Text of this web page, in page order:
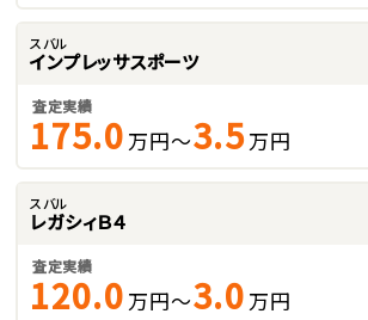
スバル
インプレッサスポーツ
査定実績
175.0 万円～3.5万円
スバル
レガシィＢ４
査定実績
120.0 万円～3.0 万円